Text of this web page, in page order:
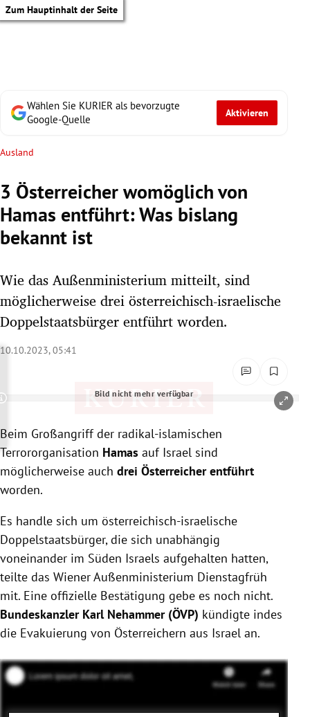
Zum Hauptinhalt der Seite
Untermenü
Untermenü
Untermenü
Untermenü
Untermenü
Untermenü
Untermenü
Untermenü
Wählen Sie KURIER als bevorzugte
Google-Quelle
Aktivieren
Ausland
3 Österreicher womöglich von
Hamas entführt: Was bislang
bekannt ist
Wie das Außenministerium mitteilt, sind
möglicherweise drei österreichisch-israelische
Doppelstaatsbürger entführt worden.
10.10.2023, 05:41
Bild nicht mehr verfügbar
Copyright-Hinweis öffnen/schließen
Beim Großangriff der radikal-islamischen
Terrororganisation Hamas auf Israel sind
möglicherweise auch drei Österreicher entführt
worden.
Es handle sich um österreichisch-israelische
Doppelstaatsbürger, die sich unabhängig
voneinander im Süden Israels aufgehalten hatten,
teilte das Wiener Außenministerium Dienstagfrüh
mit. Eine offizielle Bestätigung gebe es noch nicht.
Bundeskanzler Karl Nehammer (ÖVP) kündigte indes
die Evakuierung von Österreichern aus Israel an.